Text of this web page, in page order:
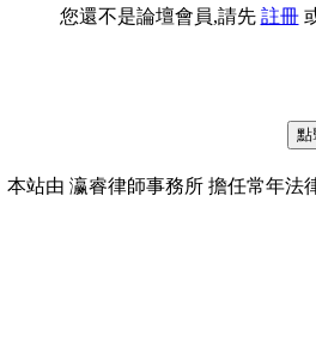
您還不是論壇會員,請先 註冊
本站由 瀛睿律師事務所 擔任常年法